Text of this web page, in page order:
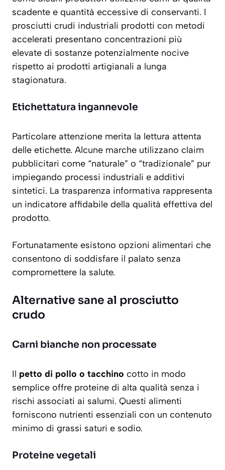
scadente e quantità eccessive di conservanti. I
prosciutti crudi industriali prodotti con metodi
accelerati presentano concentrazioni più
elevate di sostanze potenzialmente nocive
rispetto ai prodotti artigianali a lunga
stagionatura.
Etichettatura ingannevole
Particolare attenzione merita la lettura attenta
delle etichette. Alcune marche utilizzano claim
pubblicitari come “naturale” o “tradizionale” pur
impiegando processi industriali e additivi
sintetici. La trasparenza informativa rappresenta
un indicatore affidabile della qualità effettiva del
prodotto.
Fortunatamente esistono opzioni alimentari che
consentono di soddisfare il palato senza
compromettere la salute.
Alternative sane al prosciutto
crudo
Carni bianche non processate
Il petto di pollo o tacchino cotto in modo
semplice offre proteine di alta qualità senza i
rischi associati ai salumi. Questi alimenti
forniscono nutrienti essenziali con un contenuto
minimo di grassi saturi e sodio.
Proteine vegetali